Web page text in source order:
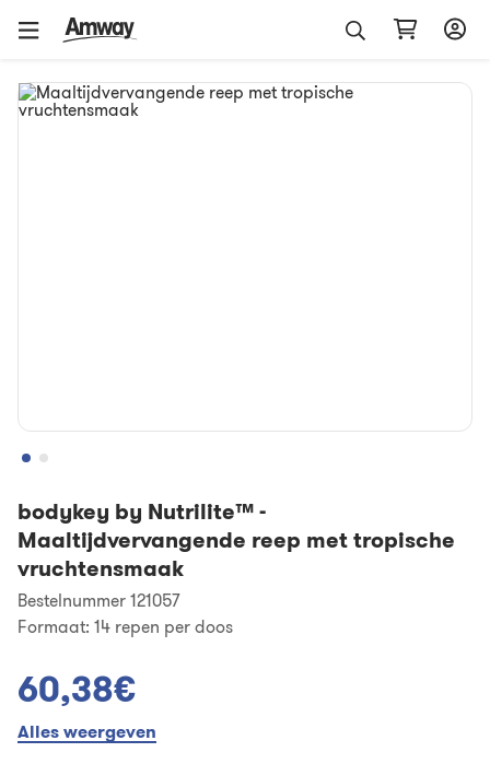
bodykey by Nutrilite™-
Maaltijdvervangende reep met tropische
vruchtensmaak
Bestelnummer 121057
Formaat: 14 repen per doos
60,38€
Alles weergeven